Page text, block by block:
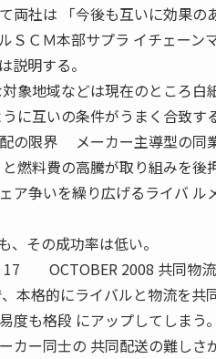
両社は 「今後も互いに効果の
ＳＣＭ本部サプラ イチェー
説明する。
象地域などは現在のところ白
に互いの条件がうまく合致す
の限界 メーカー主導型の同
燃料費の高騰が取り組みを後
ア争いを繰り広げるライバ
、その成功率は低い。
17 OCTOBER 2008 共同物
本格的にライバルと物流を共
度も格段 にアップしてしまう。
カー同士の 共同配送の難しさ